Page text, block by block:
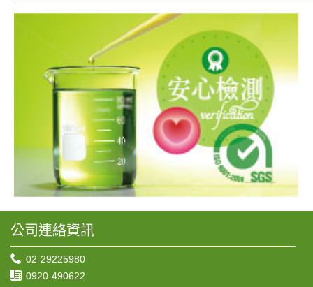
公司連絡資訊
02-29225980
0920-490622